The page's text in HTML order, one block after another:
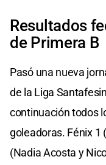
Resultados
de Primera B
Pasó una nueva
de la Liga
continuación todos
goleadoras. Fénix 1
(Nadia Acosta y